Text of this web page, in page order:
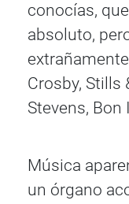
conocías,
absoluto,
Crosby, Stills
Stevens, Bon
Música
un órgano